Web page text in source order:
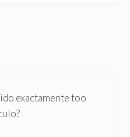
exactamente too